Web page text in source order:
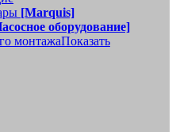
[Marquis]
оборудование]
монтажаПоказать